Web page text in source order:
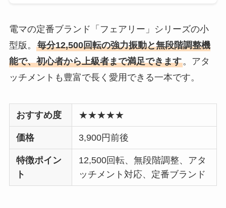
電マの定番ブランド「フェアリー」シリーズの小
型版。 毎分12,500回転の強力振動と無段階調整機
能で、初心者から上級者まで満足できます。アタ
ッチメントも豊富で長く愛用できる一本です。
おすすめ度 ★★★★★
価格 3,900円前後
特徴ポイン
ト
12,500回転、無段階調整、アタ
ッチメント対応、定番ブランド